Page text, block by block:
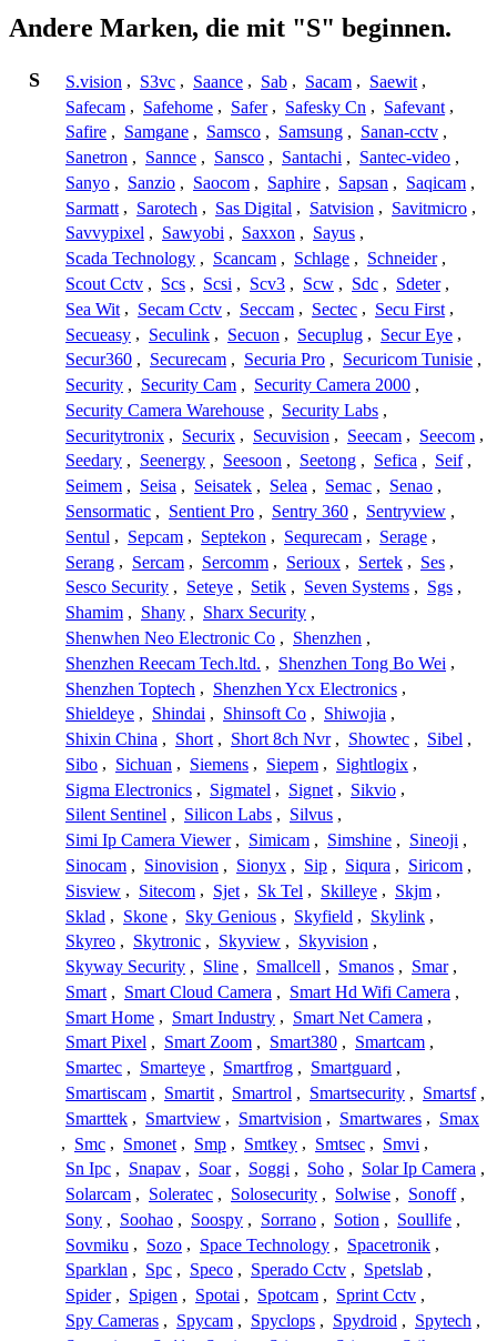
Andere Marken, die mit "S" beginnen.
S S.vision , S3vc , Saance , Sab , Sacam , Saewit ,
Safecam , Safehome , Safer , Safesky Cn , Safevant ,
Safire , Samgane , Samsco , Samsung , Sanan-cctv ,
Sanetron , Sannce , Sansco , Santachi , Santec-video ,
Sanyo , Sanzio , Saocom , Saphire , Sapsan , Saqicam ,
Sarmatt , Sarotech , Sas Digital , Satvision , Savitmicro ,
Savvypixel , Sawyobi , Saxxon , Sayus ,
Scada Technology , Scancam , Schlage , Schneider ,
Scout Cctv , Scs , Scsi , Scv3 , Scw , Sdc , Sdeter ,
Sea Wit , Secam Cctv , Seccam , Sectec , Secu First ,
Secueasy , Seculink , Secuon , Secuplug , Secur Eye ,
Secur360 , Securecam , Securia Pro , Securicom Tunisie ,
Security , Security Cam , Security Camera 2000 ,
Security Camera Warehouse , Security Labs ,
Securitytronix , Securix , Secuvision , Seecam , Seecom ,
Seedary , Seenergy , Seesoon , Seetong , Sefica , Seif ,
Seimem , Seisa , Seisatek , Selea , Semac , Senao ,
Sensormatic , Sentient Pro , Sentry 360 , Sentryview ,
Sentul , Sepcam , Septekon , Sequrecam , Serage ,
Serang , Sercam , Sercomm , Serioux , Sertek , Ses ,
Sesco Security , Seteye , Setik , Seven Systems , Sgs ,
Shamim , Shany , Sharx Security ,
Shenwhen Neo Electronic Co , Shenzhen ,
Shenzhen Reecam Tech.ltd. , Shenzhen Tong Bo Wei ,
Shenzhen Toptech , Shenzhen Ycx Electronics ,
Shieldeye , Shindai , Shinsoft Co , Shiwojia ,
Shixin China , Short , Short 8ch Nvr , Showtec , Sibel ,
Sibo , Sichuan , Siemens , Siepem , Sightlogix ,
Sigma Electronics , Sigmatel , Signet , Sikvio ,
Silent Sentinel , Silicon Labs , Silvus ,
Simi Ip Camera Viewer , Simicam , Simshine , Sineoji ,
Sinocam , Sinovision , Sionyx , Sip , Siqura , Siricom ,
Sisview , Sitecom , Sjet , Sk Tel , Skilleye , Skjm ,
Sklad , Skone , Sky Genious , Skyfield , Skylink ,
Skyreo , Skytronic , Skyview , Skyvision ,
Skyway Security , Sline , Smallcell , Smanos , Smar ,
Smart , Smart Cloud Camera , Smart Hd Wifi Camera ,
Smart Home , Smart Industry , Smart Net Camera ,
Smart Pixel , Smart Zoom , Smart380 , Smartcam ,
Smartec , Smarteye , Smartfrog , Smartguard ,
Smartiscam , Smartit , Smartrol , Smartsecurity , Smartsf ,
Smarttek , Smartview , Smartvision , Smartwares , Smax
, Smc , Smonet , Smp , Smtkey , Smtsec , Smvi ,
Sn Ipc , Snapav , Soar , Soggi , Soho , Solar Ip Camera ,
Solarcam , Soleratec , Solosecurity , Solwise , Sonoff ,
Sony , Soohao , Soospy , Sorrano , Sotion , Soullife ,
Sovmiku , Sozo , Space Technology , Spacetronik ,
Sparklan , Spc , Speco , Sperado Cctv , Spetslab ,
Spider , Spigen , Spotai , Spotcam , Sprint Cctv ,
Spy Cameras , Spycam , Spyclops , Spydroid , Spytech ,